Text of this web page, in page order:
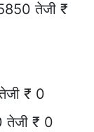
तेजी ₹
₹ 0
तेजी ₹ 0